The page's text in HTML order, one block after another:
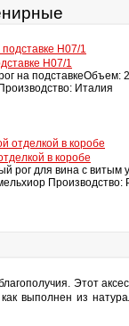
H07/1
на
Италия
в коробе
рог для вина с
Производство:
Этот
как выполнен из